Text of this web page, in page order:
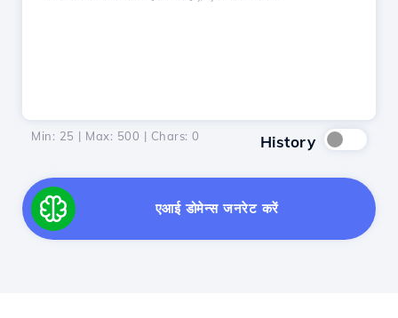
Min: 25 | Max: 500 | Chars: 0 History
एआई डोमेन्स जनरेट करें